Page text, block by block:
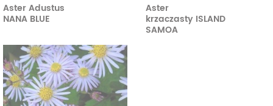
Aster Adustus
NANA BLUE
Aster
krzaczasty ISLAND
SAMOA